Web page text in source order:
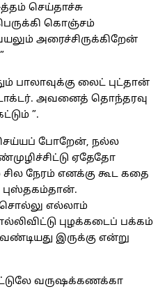
செய்தாச்சு
கொஞ்சம்
அரைச்சிருக்கிறேன்
பாலாவுக்கு லைட் புட்தான்
டாக்டர். அவனைத் தொந்தரவு
”.
போறேன், நல்ல
ஏதேதோ
சில நேரம் எனக்கு கூட கதை
புஸ்தகம்தான்.
எல்லாம்
புழக்கடைப் பக்கம்
இருக்கு என்று
வருஷக்கணக்கா